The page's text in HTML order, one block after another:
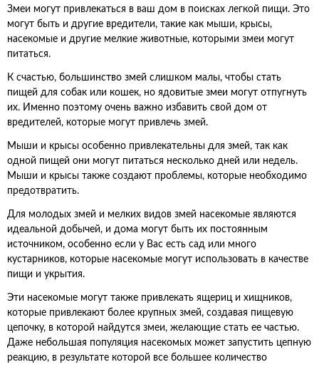
Змеи могут привлекаться в ваш дом в поисках легкой пищи. Это
могут быть и другие вредители, такие как мыши, крысы,
насекомые и другие мелкие животные, которыми змеи могут
питаться.
К счастью, большинство змей слишком малы, чтобы стать
пищей для собак или кошек, но ядовитые змеи могут отпугнуть
их. Именно поэтому очень важно избавить свой дом от
вредителей, которые могут привлечь змей.
Мыши и крысы особенно привлекательны для змей, так как
одной пищей они могут питаться несколько дней или недель.
Мыши и крысы также создают проблемы, которые необходимо
предотвратить.
Для молодых змей и мелких видов змей насекомые являются
идеальной добычей, и дома могут быть их постоянным
источником, особенно если у Вас есть сад или много
кустарников, которые насекомые могут использовать в качестве
пищи и укрытия.
Эти насекомые могут также привлекать ящериц и хищников,
которые привлекают более крупных змей, создавая пищевую
цепочку, в которой найдутся змеи, желающие стать ее частью.
Даже небольшая популяция насекомых может запустить цепную
реакцию, в результате которой все большее количество